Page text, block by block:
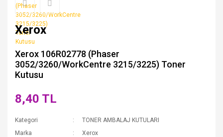
Xerox
Xerox 106R02778 (Phaser
3052/3260/WorkCentre 3215/3225) Toner
Kutusu
8,40 TL
Kategori
TONER AMBALAJ KUTULARI
Marka
Xerox